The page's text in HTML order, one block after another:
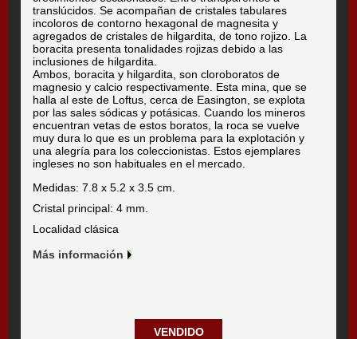
translúcidos. Se acompañan de cristales tabulares
incoloros de contorno hexagonal de magnesita y
agregados de cristales de hilgardita, de tono rojizo. La
boracita presenta tonalidades rojizas debido a las
inclusiones de hilgardita.
Ambos, boracita y hilgardita, son cloroboratos de
magnesio y calcio respectivamente. Esta mina, que se
halla al este de Loftus, cerca de Easington, se explota
por las sales sódicas y potásicas. Cuando los mineros
encuentran vetas de estos boratos, la roca se vuelve
muy dura lo que es un problema para la explotación y
una alegría para los coleccionistas. Estos ejemplares
ingleses no son habituales en el mercado.
Medidas: 7.8 x 5.2 x 3.5 cm.
Cristal principal: 4 mm.
Localidad clásica
Más información
VENDIDO